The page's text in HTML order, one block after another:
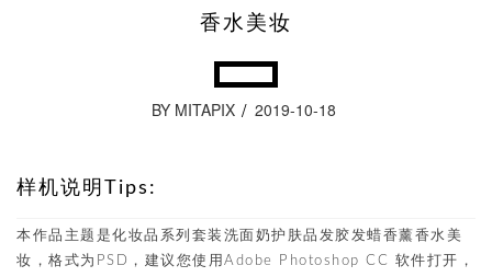
香水美妆
BY MITAPIX 2019-10-18
样机说明Tips:
本作品主题是化妆品系列套装洗面奶护肤品发胶发蜡香薰香水美
妆，格式为PSD，建议您使用Adobe Photoshop CC 软件打开，